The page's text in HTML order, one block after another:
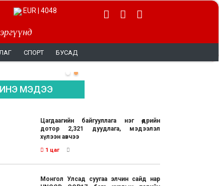
EUR | 4048
СПОРТ БУСАД
МЭДЭЭ
Цагдаагийн байгууллага нэг өдрийн
дотор 2,321 дуудлага, мэдээлэл
хүлээн авчээ
1 цаг
Монгол Улсад суугаа элчин сайд нар